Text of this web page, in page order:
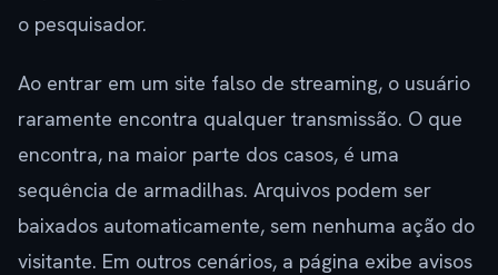
o pesquisador.
Ao entrar em um site falso de streaming, o usuário
raramente encontra qualquer transmissão. O que
encontra, na maior parte dos casos, é uma
sequência de armadilhas. Arquivos podem ser
baixados automaticamente, sem nenhuma ação do
visitante. Em outros cenários, a página exibe avisos